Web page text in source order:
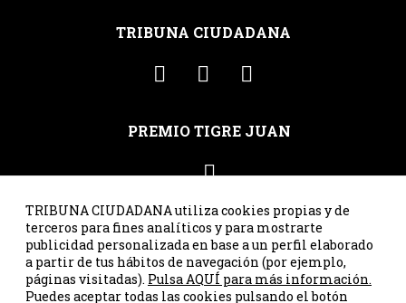
TRIBUNA CIUDADANA
PREMIO TIGRE JUAN
C/ Santa Susana 41, ppal. int. dcha. · 33007 Oviedo · Asturias
· Tel. 985 23 25 00 ·correo@tribunaciudadana.org
TRIBUNA CIUDADANA utiliza cookies propias y de
terceros para fines analíticos y para mostrarte
publicidad personalizada en base a un perfil elaborado
a partir de tus hábitos de navegación (por ejemplo,
páginas visitadas). Pulsa AQUÍ para más información.
Puedes aceptar todas las cookies pulsando el botón